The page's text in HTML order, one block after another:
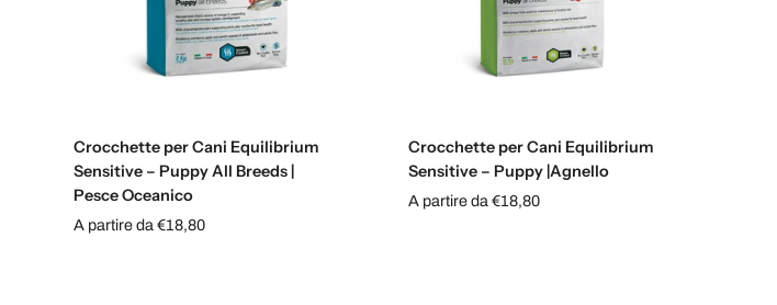
Crocchette per Cani Equilibrium
Sensitive – Puppy All Breeds |
Pesce Oceanico
A partire da €18,80
Crocchette per Cani Equilibrium
Sensitive – Puppy |Agnello
A partire da €18,80